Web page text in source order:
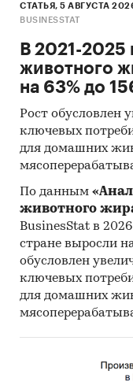
Расчеты Discovery
Печатные и
Ресурсы сети
Материалы
Аналитические
Результаты
консалтинговых
Экспертные
Интервью с
рынка.
Материалы
Категории:
товары / FMCG
СТАТЬЯ, 5 АВГУСТА
BUSINESSTAT
В 2021-2025
животного
на 63% до
Рост обусловлен
ключевых
для домашних
По данным
животного
BusinesStat в 2026
стране выросли
обусловлен
ключевых
для домашних